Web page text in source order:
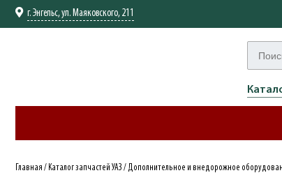
г. Энгельс, ул. Маяковского, 211
Главная / Каталог запчастей УАЗ / Дополнительное и внедорожное